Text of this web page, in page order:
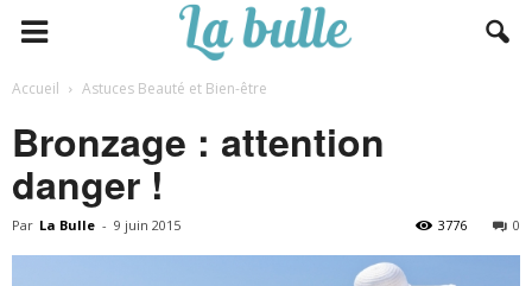
Accueil Astuces Beauté et Bien-être
Bronzage : attention
danger !
Par La Bulle - 9 juin 2015 0
3776